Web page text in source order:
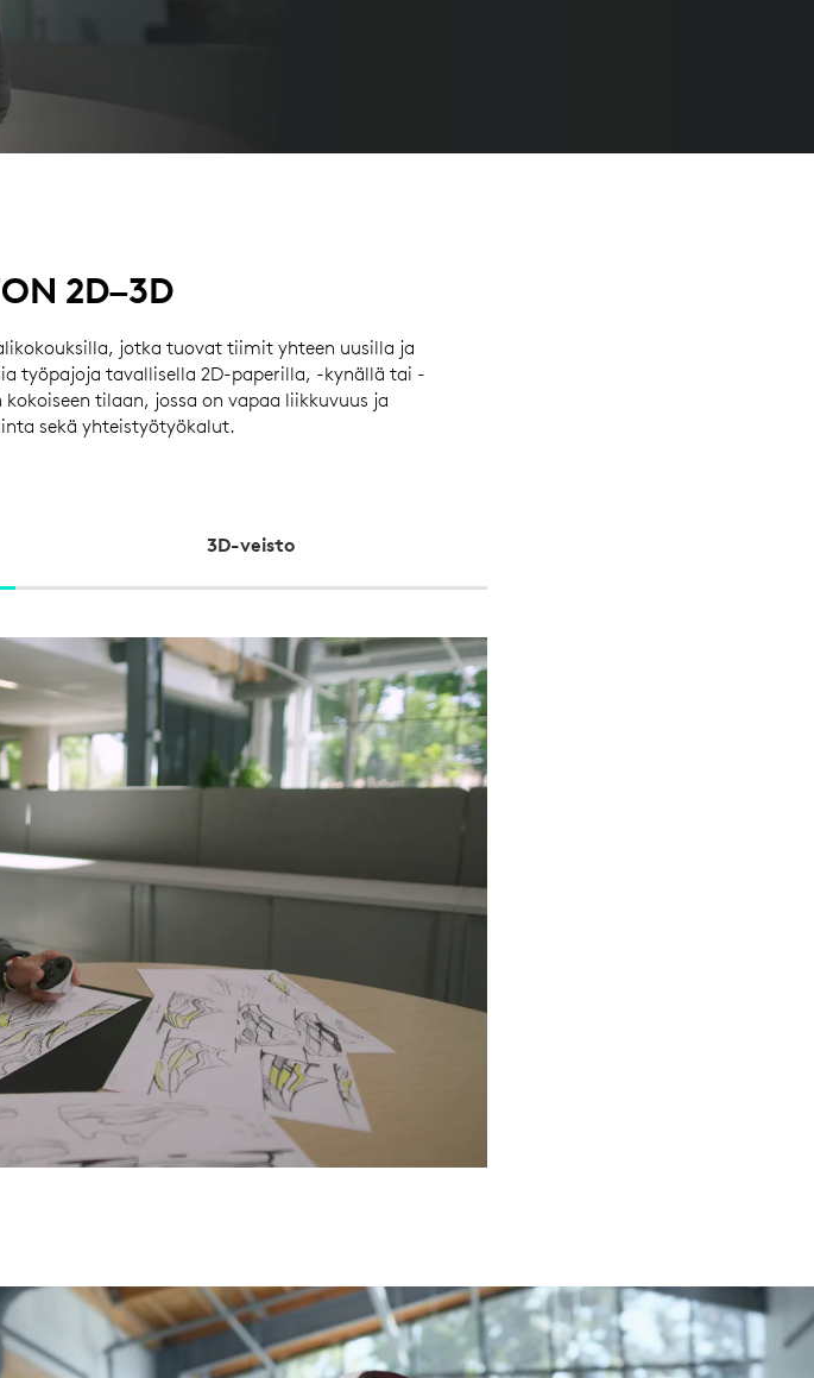
2D–3D
jotka tuovat tiimit yhteen uusilla ja
työpajoja tavallisella 2D-paperilla, -kynällä tai -
tilaan, jossa on vapaa liikkuvuus ja
sekä yhteistyötyökalut.
3D-veisto